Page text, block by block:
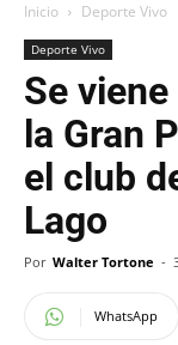
Inicio Deporte Vivo
Deporte Vivo
Se
la Gran
el club
Lago
Por Walter Tortone -
WhatsApp